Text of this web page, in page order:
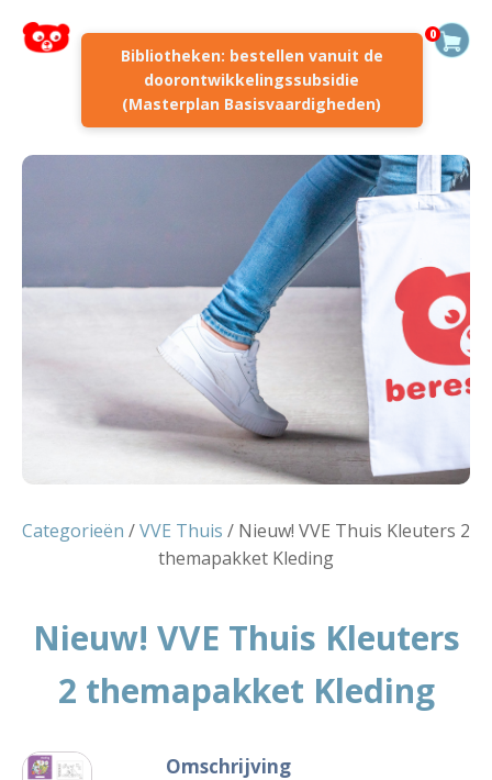
Bibliotheken: bestellen vanuit de
doorontwikkelingssubsidie
(Masterplan Basisvaardigheden)
0
Categorieën /VVE Thuis / Nieuw! VVE Thuis Kleuters 2
themapakket Kleding
Nieuw! VVE Thuis Kleuters
2 themapakket Kleding
Omschrijving